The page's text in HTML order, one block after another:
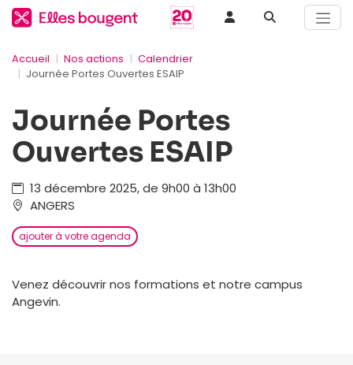
Accueil Nos actions
Calendrier
Journée Portes Ouvertes ESAIP
Journée Portes
Ouvertes ESAIP
13 décembre 2025, de 9h00 à 13h00
ANGERS
ajouter à votre agenda
Venez découvrir nos formations et notre campus
Angevin.